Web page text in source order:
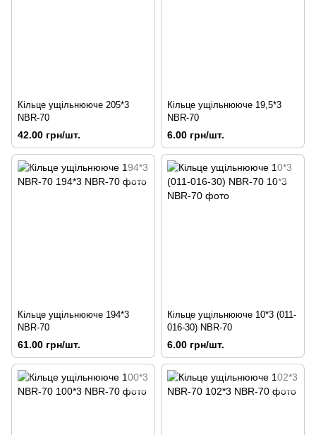
Кільце ущільнююче 205*3
NBR-70
42.00 грн/шт.
Кільце ущільнююче 19,5*3
NBR-70
6.00 грн/шт.
Кільце ущільнююче 194*3
NBR-70
61.00 грн/шт.
Кільце ущільнююче 10*3 (011-
016-30) NBR-70
6.00 грн/шт.